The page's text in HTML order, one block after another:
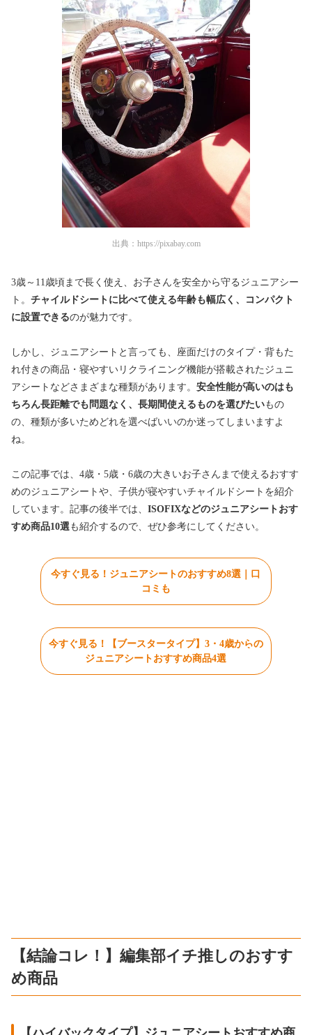
出典： https://pixabay.com
3歳～11歳頃まで長く使え、お子さんを安全から守るジュニアシー
ト。 チャイルドシートに比べて使える年齢も幅広く、コンパクト
に設置できるのが魅力です。
しかし、ジュニアシートと言っても、座面だけのタイプ・背もた
れ付きの商品・寝やすいリクライニング機能が搭載されたジュニ
アシートなどさまざまな種類があります。 安全性能が高いのはも
ちろん長距離でも問題なく、長期間使えるものを選びたいもの
の、種類が多いためどれを選べばいいのか迷ってしまいますよ
ね。
この記事では、4歳・5歳・6歳の大きいお子さんまで使えるおすす
めのジュニアシートや、子供が寝やすいチャイルドシートを紹介
しています。記事の後半では、 ISOFIXなどのジュニアシートおす
すめ商品10選も紹介するので、ぜひ参考にしてください。
今すぐ見る！ジュニアシートのおすすめ8選｜口
コミも
今すぐ見る！【ブースタータイプ】3・4歳からの
ジュニアシートおすすめ商品4選
【結論コレ！】編集部イチ推しのおすす
め商品